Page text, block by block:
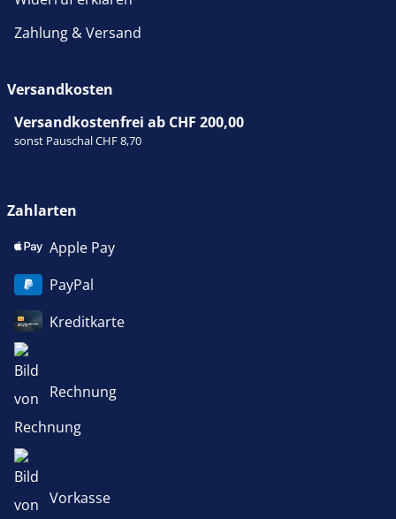
Zahlung & Versand
Versandkosten
Versandkostenfrei ab CHF 200,00
sonst Pauschal CHF 8,70
Zahlarten
Apple Pay
PayPal
Kreditkarte
Rechnung
Vorkasse